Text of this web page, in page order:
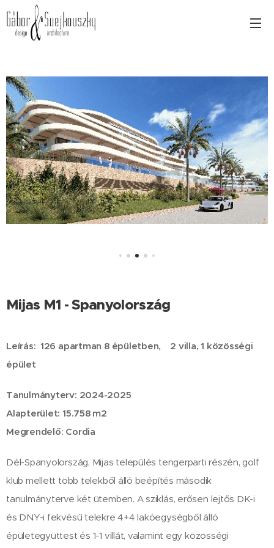
Mijas M1 - Spanyolország
Leírás: 126 apartman 8 épületben, 2 villa, 1 közösségi
épület
Tanulmányterv: 2024-2025
Alapterület: 15.758 m2
Megrendelő: Cordia
Dél-Spanyolország, Mijas település tengerparti részén, golf
klub mellett több telekből álló beépítés második
tanulmányterve két ütemben. A sziklás, erősen lejtős DK-i
és DNY-i fekvésű telekre 4+4 lakóegységből álló
épületegyüttest és 1-1 villát, valamint egy közösségi